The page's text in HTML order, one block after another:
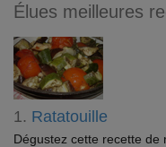
Élues meilleures
1. Ratatouille
Dégustez cette recette